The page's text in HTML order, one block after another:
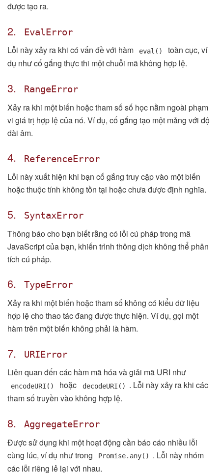
được tạo ra.
2.
EvalError
Lỗi này xảy ra khi có vấn đề với hàm
eval()
toàn cục, ví
dụ như cố gắng thực thi một chuỗi mã không hợp lệ.
3.
RangeError
Xảy ra khi một biến hoặc tham số số học nằm ngoài phạm
vi giá trị hợp lệ của nó. Ví dụ, cố gắng tạo một mảng với độ
dài âm.
4.
ReferenceError
Lỗi này xuất hiện khi bạn cố gắng truy cập vào một biến
hoặc thuộc tính không tồn tại hoặc chưa được định nghĩa.
5.
SyntaxError
Thông báo cho bạn biết rằng có lỗi cú pháp trong mã
JavaScript của bạn, khiến trình thông dịch không thể phân
tích cú pháp.
6.
TypeError
Xảy ra khi một biến hoặc tham số không có kiểu dữ liệu
hợp lệ cho thao tác đang được thực hiện. Ví dụ, gọi một
hàm trên một biến không phải là hàm.
7.
URIError
Liên quan đến các hàm mã hóa và giải mã URI như
encodeURI() hoặc decodeURI()
. Lỗi này xảy ra khi các
tham số truyền vào không hợp lệ.
8.
AggregateError
Được sử dụng khi một hoạt động cần báo cáo nhiều lỗi
cùng lúc, ví dụ như trong
Promise.any()
. Lỗi này nhóm
các lỗi riêng lẻ lại với nhau.